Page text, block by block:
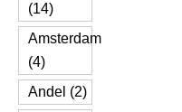
(14)
Amsterdam
(4)
Andel (2)